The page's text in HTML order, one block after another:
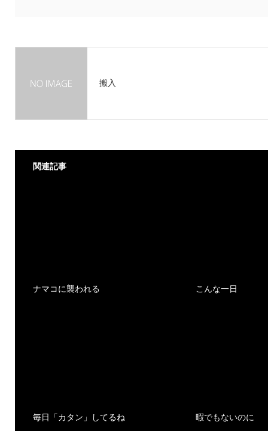
搬入
関連記事
ナマコに襲われる こんな一日
毎日「カタン」してるね 暇でもないのに